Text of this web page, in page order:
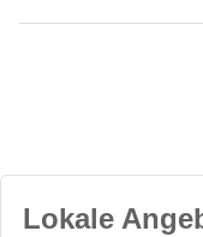
Lokale